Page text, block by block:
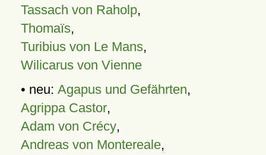
Tassach von Raholp,
Thomaïs,
Turibius von Le Mans,
Wilicarus von Vienne
• neu: Agapus und Gefährten,
Agrippa Castor,
Adam von Crécy,
Andreas von Montereale,